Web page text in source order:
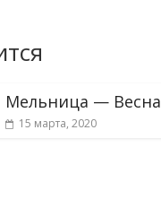
Мельница — Весна
15 марта, 2020